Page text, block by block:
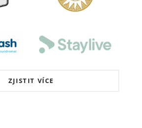
ZJISTIT VÍCE